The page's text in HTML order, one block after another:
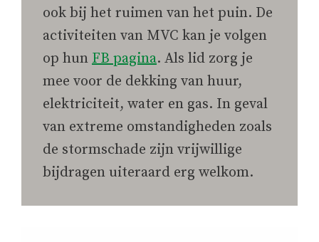
ook bij het ruimen van het puin. De
activiteiten van MVC kan je volgen
op hun FB pagina. Als lid zorg je
mee voor de dekking van huur,
elektriciteit, water en gas. In geval
van extreme omstandigheden zoals
de stormschade zijn vrijwillige
bijdragen uiteraard erg welkom.